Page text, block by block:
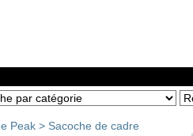
Peak > Sacoche de cadre